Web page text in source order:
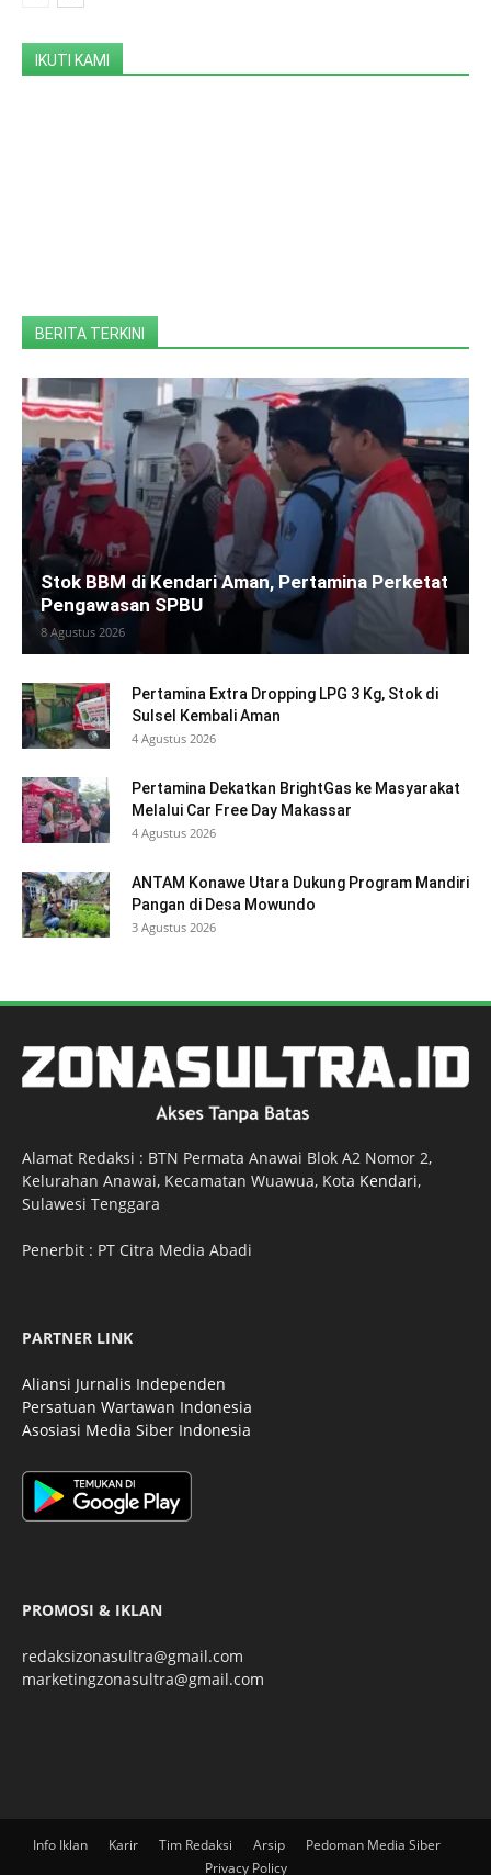
IKUTI KAMI
BERITA TERKINI
Stok BBM di Kendari Aman, Pertamina Perketat
Pengawasan SPBU
8 Agustus 2026
Pertamina Extra Dropping LPG 3 Kg, Stok di
Sulsel Kembali Aman
4 Agustus 2026
Pertamina Dekatkan BrightGas ke Masyarakat
Melalui Car Free Day Makassar
4 Agustus 2026
ANTAM Konawe Utara Dukung Program Mandiri
Pangan di Desa Mowundo
3 Agustus 2026
Alamat Redaksi : BTN Permata Anawai Blok A2 Nomor 2,
Kelurahan Anawai, Kecamatan Wuawua, Kota Kendari,
Sulawesi Tenggara
Penerbit : PT Citra Media Abadi
PARTNER LINK
Aliansi Jurnalis Independen
Persatuan Wartawan Indonesia
Asosiasi Media Siber Indonesia
PROMOSI & IKLAN
redaksizonasultra@gmail.com
marketingzonasultra@gmail.com
Info Iklan Karir Tim Redaksi Arsip
Pedoman Media Siber
Privacy Policy